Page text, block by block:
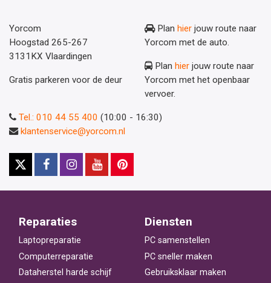
Yorcom
Hoogstad 265-267
3131KX Vlaardingen
Gratis parkeren voor de deur
Plan hier jouw route naar
Yorcom met de auto.
Plan hier jouw route naar
Yorcom met het openbaar
vervoer.
Tel.: 010 44 55 400 (10:00 - 16:30)
klantenservice@yorcom.nl
Reparaties
Laptopreparatie
Computerreparatie
Dataherstel harde schijf
Diensten
PC samenstellen
PC sneller maken
Gebruiksklaar maken